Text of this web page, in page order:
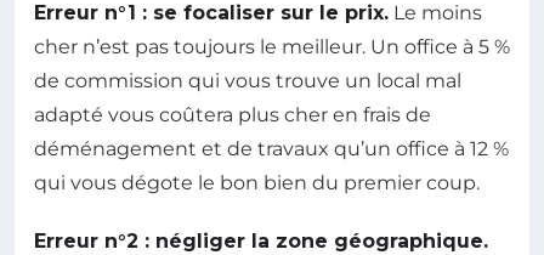
Erreur n°1 : se focaliser sur le prix. Le moins
cher n’est pas toujours le meilleur. Un office à 5 %
de commission qui vous trouve un local mal
adapté vous coûtera plus cher en frais de
déménagement et de travaux qu’un office à 12 %
qui vous dégote le bon bien du premier coup.
Erreur n°2 : négliger la zone géographique.